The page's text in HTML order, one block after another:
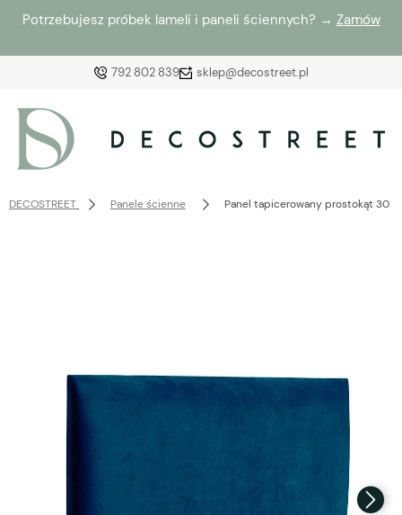
Potrzebujesz próbek lameli i paneli ściennych? → Zamów
792 802 839 sklep@decostreet.pl
Załóż konto
DECOSTREET Panele ścienne Panel tapicerowany prostokąt 30 x